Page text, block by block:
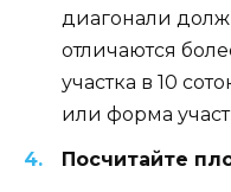
диагонали
отличаются
участка в 10
или форма
Посчитайте